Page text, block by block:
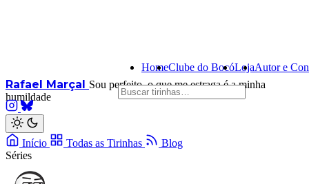
Rafael Marçal Sou perfeito, o que me estraga é a minha
humildade
HomeClube do BocóLojaAutor e
Início Todas as Tirinhas
Blog
Séries